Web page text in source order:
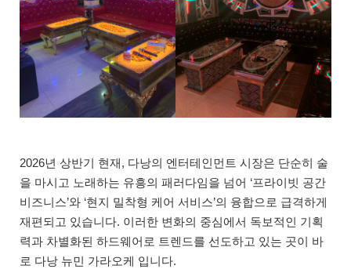
2026년 상반기 현재, 다낭의 엔터테인먼트 시장은 단순히 술
을 마시고 노래하는 유흥의 패러다임을 넘어 ‘프라이빗 공간
비즈니스’와 ‘현지 밀착형 케어 서비스’의 융합으로 급격하게
재편되고 있습니다. 이러한 변화의 중심에서 독보적인 기획
력과 차별화된 하드웨어로 트렌드를 선도하고 있는 곳이 바
로 다낭 뉴민 가라오케 입니다.